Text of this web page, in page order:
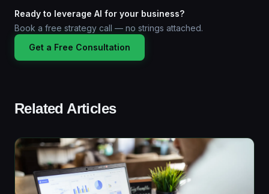
Ready to leverage AI for your business?
Book a free strategy call — no strings attached.
Get a Free Consultation
Related Articles